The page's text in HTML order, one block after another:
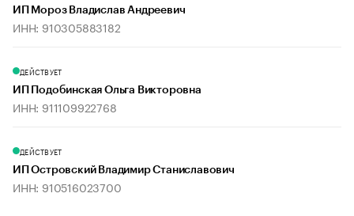
ИП Мороз Владислав Андреевич
ИНН: 910305883182
ДЕЙСТВУЕТ
ИП Подобинская Ольга Викторовна
ИНН: 911109922768
ДЕЙСТВУЕТ
ИП Островский Владимир Станиславович
ИНН: 910516023700